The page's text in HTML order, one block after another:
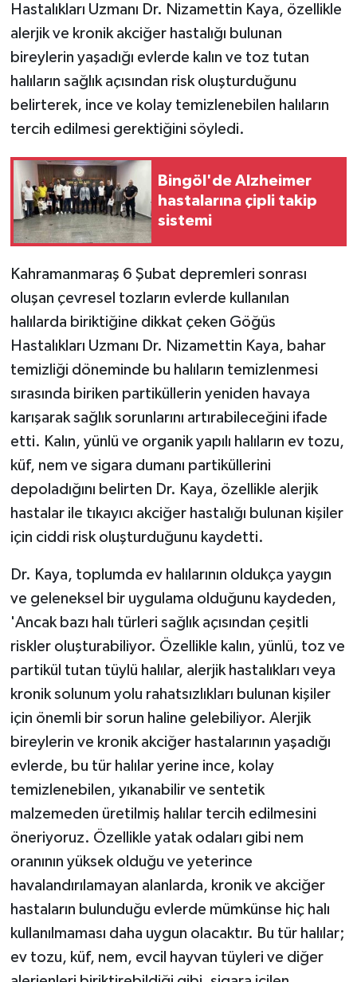
Hastalıkları Uzmanı Dr. Nizamettin Kaya, özellikle
alerjik ve kronik akciğer hastalığı bulunan
bireylerin yaşadığı evlerde kalın ve toz tutan
halıların sağlık açısından risk oluşturduğunu
belirterek, ince ve kolay temizlenebilen halıların
tercih edilmesi gerektiğini söyledi.
Bingöl'de Alzheimer
hastalarına çipli takip
sistemi
Kahramanmaraş 6 Şubat depremleri sonrası
oluşan çevresel tozların evlerde kullanılan
halılarda biriktiğine dikkat çeken Göğüs
Hastalıkları Uzmanı Dr. Nizamettin Kaya, bahar
temizliği döneminde bu halıların temizlenmesi
sırasında biriken partiküllerin yeniden havaya
karışarak sağlık sorunlarını artırabileceğini ifade
etti. Kalın, yünlü ve organik yapılı halıların ev tozu,
küf, nem ve sigara dumanı partiküllerini
depoladığını belirten Dr. Kaya, özellikle alerjik
hastalar ile tıkayıcı akciğer hastalığı bulunan kişiler
için ciddi risk oluşturduğunu kaydetti.
Dr. Kaya, toplumda ev halılarının oldukça yaygın
ve geleneksel bir uygulama olduğunu kaydeden,
'Ancak bazı halı türleri sağlık açısından çeşitli
riskler oluşturabiliyor. Özellikle kalın, yünlü, toz ve
partikül tutan tüylü halılar, alerjik hastalıkları veya
kronik solunum yolu rahatsızlıkları bulunan kişiler
için önemli bir sorun haline gelebiliyor. Alerjik
bireylerin ve kronik akciğer hastalarının yaşadığı
evlerde, bu tür halılar yerine ince, kolay
temizlenebilen, yıkanabilir ve sentetik
malzemeden üretilmiş halılar tercih edilmesini
öneriyoruz. Özellikle yatak odaları gibi nem
oranının yüksek olduğu ve yeterince
havalandırılamayan alanlarda, kronik ve akciğer
hastaların bulunduğu evlerde mümkünse hiç halı
kullanılmaması daha uygun olacaktır. Bu tür halılar;
ev tozu, küf, nem, evcil hayvan tüyleri ve diğer
Güvenlik
HABERDE İNSAN
İNSAN
Jandarma
Kadın
KÜLTÜR SANAT
MAGAZİN
Otomobil
POLİTİKA
Sağlık
SPOR HABERLERİ
Turizm
ÜLKE GÜNDEMİ
YAŞAM
YEREL
Yerel Haberler